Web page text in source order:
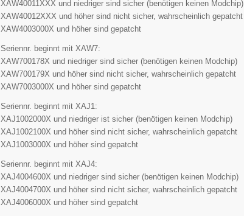
XAW40011XXX und niedriger sind sicher (benötigen keinen Modchip)
XAW40012XXX und höher sind nicht sicher, wahrscheinlich gepatcht
XAW4003000X und höher sind gepatcht
Seriennr. beginnt mit XAW7:
XAW700178X und niedriger sind sicher (benötigen keinen Modchip)
XAW700179X und höher sind nicht sicher, wahrscheinlich gepatcht
XAW7003000X und höher sind gepatcht
Seriennr. beginnt mit XAJ1:
XAJ1002000X und niedriger ist sicher (benötigen keinen Modchip)
XAJ1002100X und höher sind nicht sicher, wahrscheinlich gepatcht
XAJ1003000X und höher sind gepatcht
Seriennr. beginnt mit XAJ4:
XAJ4004600X und niedriger sind sicher (benötigen keinen Modchip)
XAJ4004700X und höher sind nicht sicher, wahrscheinlich gepatcht
XAJ4006000X und höher sind gepatcht